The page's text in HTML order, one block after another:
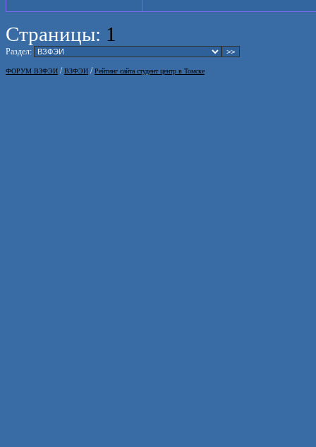
Страницы: 1
Раздел:
ФОРУМ ВЗФЭИ /ВЗФЭИ /Рейтинг сайта студент центр в Томске